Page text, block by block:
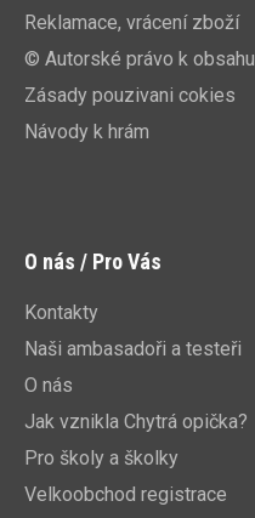
Reklamace, vrácení zboží
© Autorské právo k obsahu
Zásady pouzivani cokies
Návody k hrám
O nás / Pro Vás
Kontakty
Naši ambasadoři a testeři
O nás
Jak vznikla Chytrá opička?
Pro školy a školky
Velkoobchod registrace